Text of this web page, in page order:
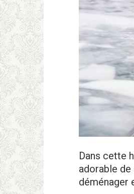
Dans cette
adorable
déménager